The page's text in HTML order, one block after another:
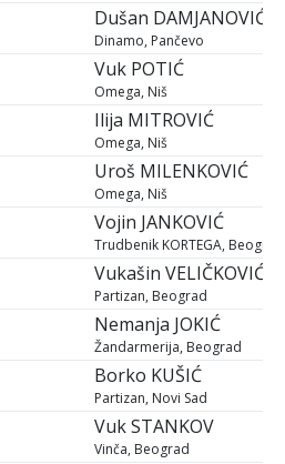
Dušan DAMJANOVIĆ
Dinamo, Pančevo
Vuk POTIĆ
Omega, Niš
Ilija MITROVIĆ
Omega, Niš
Uroš MILENKOVIĆ
Omega, Niš
Vojin JANKOVIĆ
Trudbenik KORTEGA, Beograd
Vukašin VELIČKOVIĆ
Partizan, Beograd
Nemanja JOKIĆ
Žandarmerija, Beograd
Borko KUŠIĆ
Partizan, Novi Sad
VukSTANKOV
Vinča, Beograd